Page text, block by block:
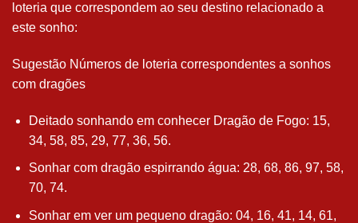
loteria que correspondem ao seu destino relacionado a
este sonho:
Sugestão Números de loteria correspondentes a sonhos
com dragões
Deitado sonhando em conhecer Dragão de Fogo: 15,
34, 58, 85, 29, 77, 36, 56.
Sonhar com dragão espirrando água: 28, 68, 86, 97, 58,
70, 74.
Sonhar em ver um pequeno dragão: 04, 16, 41, 14, 61,